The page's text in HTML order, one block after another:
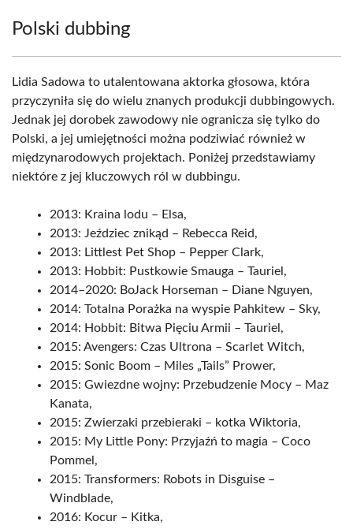
Polski dubbing
Lidia Sadowa to utalentowana aktorka głosowa, która
przyczyniła się do wielu znanych produkcji dubbingowych.
Jednak jej dorobek zawodowy nie ogranicza się tylko do
Polski, a jej umiejętności można podziwiać również w
międzynarodowych projektach. Poniżej przedstawiamy
niektóre z jej kluczowych ról w dubbingu.
2013: Kraina lodu – Elsa,
2013: Jeździec znikąd – Rebecca Reid,
2013: Littlest Pet Shop – Pepper Clark,
2013: Hobbit: Pustkowie Smauga – Tauriel,
2014–2020: BoJack Horseman – Diane Nguyen,
2014: Totalna Porażka na wyspie Pahkitew – Sky,
2014: Hobbit: Bitwa Pięciu Armii – Tauriel,
2015: Avengers: Czas Ultrona – Scarlet Witch,
2015: Sonic Boom – Miles „Tails” Prower,
2015: Gwiezdne wojny: Przebudzenie Mocy – Maz
Kanata,
2015: Zwierzaki przebieraki – kotka Wiktoria,
2015: My Little Pony: Przyjaźń to magia – Coco
Pommel,
2015: Transformers: Robots in Disguise –
Windblade,
2016: Kocur – Kitka,